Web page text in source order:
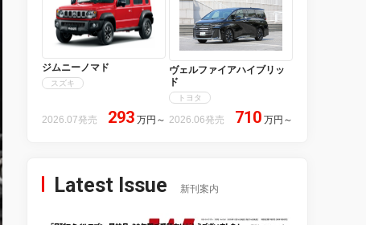
ジムニーノマド
スズキ
2026.07発売 293 万円 ～
ヴェルファイアハイブリッ
ド
トヨタ
2026.06発売 710 万円 ～
Latest Issue 新刊案内